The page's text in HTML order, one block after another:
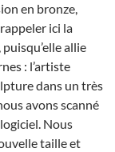
en bronze,
ici la
allie
: l’artiste
dans un très
avons scanné
Nous
taille et